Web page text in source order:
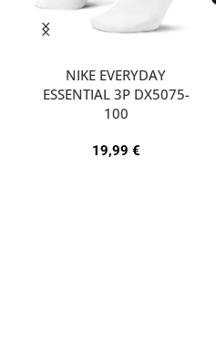
NIKE EVERYDAY
ESSENTIAL 3P DX5075-
100
19,99 €